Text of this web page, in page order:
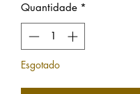
Quantidade *
Esgotado